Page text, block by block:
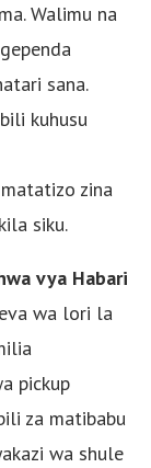
Walimu na
sana.
kuhusu
zina
siku.
vya Habari
wa lori la
pickup
za matibabu
wa shule